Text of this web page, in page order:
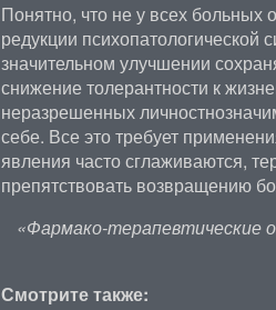
Понятно, что не у всех больных
редукции психопатологической
значительном улучшении
снижение толерантности к
неразрешенных
себе. Все это требует
явления часто сглаживаются,
препятствовать возвращению
«Фармако-терапевтические
Смотрите также: